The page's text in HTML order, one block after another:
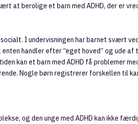
at berolige et barn med ADHD, der er
I undervisningen har barnet svært
handler efter “eget hoved” og ude af
kan et barn med ADHD få problemer
Nogle børn registrerer forskellen til
og den unge med ADHD kan ikke